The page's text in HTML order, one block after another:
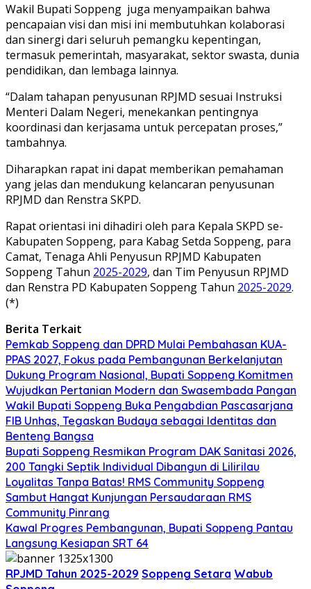
Wakil Bupati Soppeng juga menyampaikan bahwa
pencapaian visi dan misi ini membutuhkan kolaborasi
dan sinergi dari seluruh pemangku kepentingan,
termasuk pemerintah, masyarakat, sektor swasta, dunia
pendidikan, dan lembaga lainnya.
“Dalam tahapan penyusunan RPJMD sesuai Instruksi
Menteri Dalam Negeri, menekankan pentingnya
koordinasi dan kerjasama untuk percepatan proses,”
tambahnya.
Diharapkan rapat ini dapat memberikan pemahaman
yang jelas dan mendukung kelancaran penyusunan
RPJMD dan Renstra SKPD.
Rapat orientasi ini dihadiri oleh para Kepala SKPD se-
Kabupaten Soppeng, para Kabag Setda Soppeng, para
Camat, Tenaga Ahli Penyusun RPJMD Kabupaten
Soppeng Tahun 2025-2029, dan Tim Penyusun RPJMD
dan Renstra PD Kabupaten Soppeng Tahun 2025-2029.
(*)
Berita Terkait
Pemkab Soppeng dan DPRD Mulai Pembahasan KUA-
PPAS 2027, Fokus pada Pembangunan Berkelanjutan
Dukung Program Nasional, Bupati Soppeng Komitmen
Wujudkan Pertanian Modern dan Swasembada Pangan
Wakil Bupati Soppeng Buka Pengabdian Pascasarjana
FIB Unhas, Tegaskan Budaya sebagai Identitas dan
Benteng Bangsa
Bupati Soppeng Resmikan Program DAK Sanitasi 2026,
200 Tangki Septik Individual Dibangun di Lilirilau
Loyalitas Tanpa Batas! RMS Community Soppeng
Sambut Hangat Kunjungan Persaudaraan RMS
Community Pinrang
Kawal Progres Pembangunan, Bupati Soppeng Pantau
Langsung Kesiapan SRT 64
RPJMD Tahun 2025-2029 Soppeng Setara Wabub